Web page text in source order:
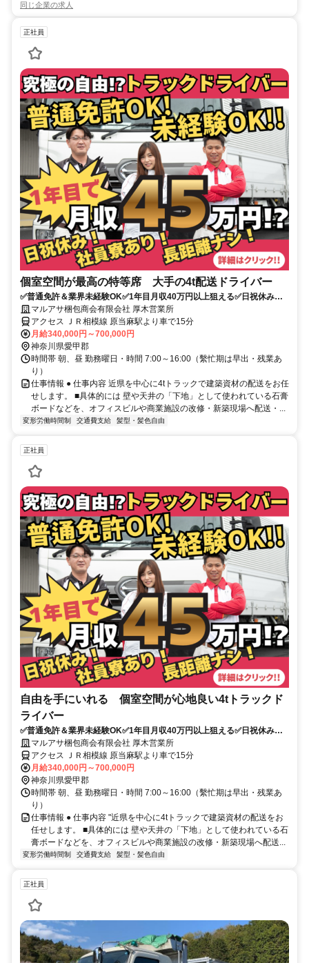
同じ企業の求人
正社員
個室空間が最高の特等席 大手の4t配送ドライバー
✅普通免許＆業界未経験OK✅1年目月収40万円以上狙える✅日祝休み
✅16時退社で夜勤なし
マルアサ梱包商会有限会社 厚木営業所
アクセス ＪＲ相模線 原当麻駅より車で15分
月給340,000円～700,000円
神奈川県愛甲郡
時間帯 朝、昼 勤務曜日・時間 7:00～16:00（繫忙期は早出・残業あ
り）
仕事情報 ● 仕事内容 近県を中心に4tトラックで建築資材の配送をお任
せします。 ■具体的には 壁や天井の「下地」として使われている石膏
ボードなどを、オフィスビルや商業施設の改修・新築現場へ配送・...
変形労働時間制 交通費支給 髪型・髪色自由
正社員
自由を手にいれる 個室空間が心地良い4tトラックド
ライバー
✅普通免許＆業界未経験OK✅1年目月収40万円以上狙える✅日祝休み
✅16時退社で夜勤なし
マルアサ梱包商会有限会社 厚木営業所
アクセス ＪＲ相模線 原当麻駅より車で15分
月給340,000円～700,000円
神奈川県愛甲郡
時間帯 朝、昼 勤務曜日・時間 7:00～16:00（繫忙期は早出・残業あ
り）
仕事情報 ● 仕事内容 "近県を中心に4tトラックで建築資材の配送をお
任せします。 ■具体的には 壁や天井の「下地」として使われている石
膏ボードなどを、オフィスビルや商業施設の改修・新築現場へ配送...
変形労働時間制 交通費支給 髪型・髪色自由
正社員